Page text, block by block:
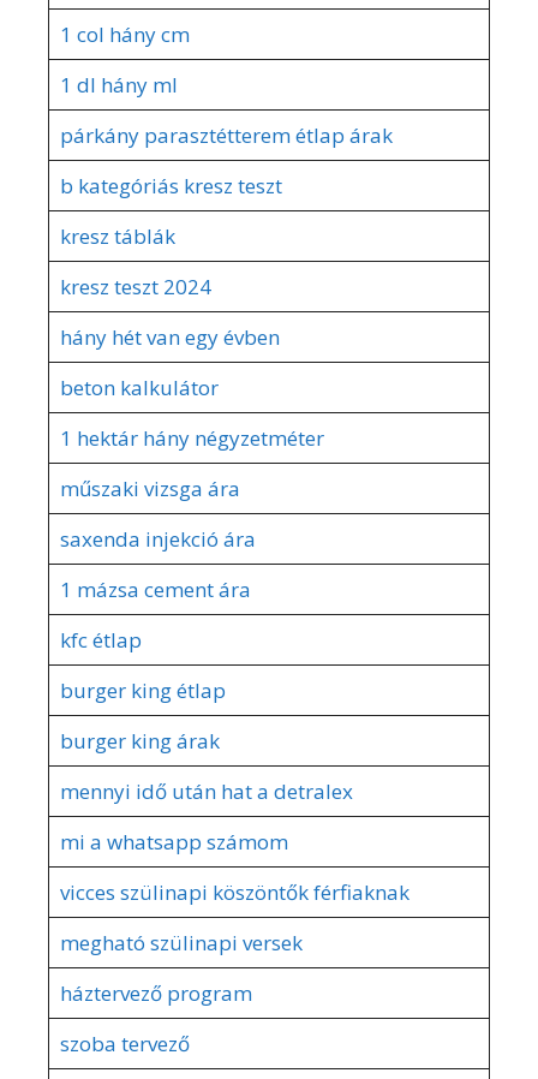
1 col hány cm
1 dl hány ml
párkány parasztétterem étlap árak
b kategóriás kresz teszt
kresz táblák
kresz teszt 2024
hány hét van egy évben
beton kalkulátor
1 hektár hány négyzetméter
műszaki vizsga ára
saxenda injekció ára
1 mázsa cement ára
kfc étlap
burger king étlap
burger king árak
mennyi idő után hat a detralex
mi a whatsapp számom
vicces szülinapi köszöntők férfiaknak
megható szülinapi versek
háztervező program
szoba tervező